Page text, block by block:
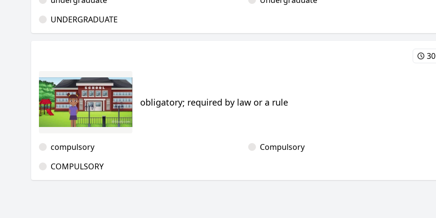
UNDERGRADUATE
obligatory; required by law or a rule
compulsory
Compulsory
COMPULSORY